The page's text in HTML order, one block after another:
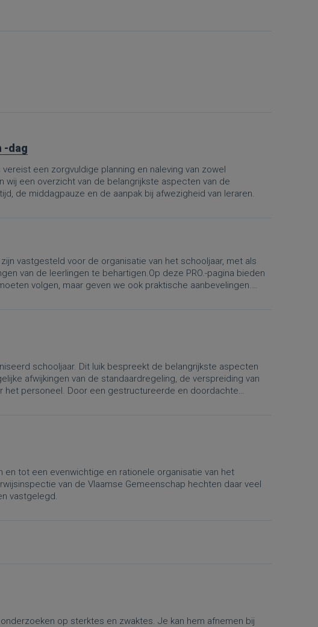
-dag
een zorgvuldige planning en naleving van zowel
een overzicht van de belangrijkste aspecten van de
de middagpauze en de aanpak bij afwezigheid van leraren.
vastgesteld voor de organisatie van het schooljaar, met als
van de leerlingen te behartigen.Op deze PRO.-pagina bieden
volgen, maar geven we ook praktische aanbevelingen.
wijzigingen gelden vanaf 1 september 2026.
schooljaar. Dit luik bespreekt de belangrijkste aspecten
afwijkingen van de standaardregeling, de verspreiding van
het personeel. Door een gestructureerde en doordachte
tot een evenwichtige en rationele organisatie van het
van de Vlaamse Gemeenschap hechten daar veel
vastgelegd.
op sterktes en zwaktes. Je kan hem afnemen bij